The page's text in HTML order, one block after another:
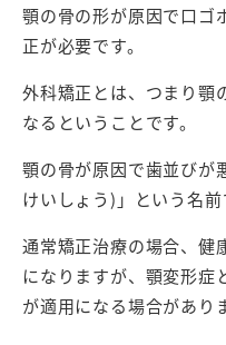
顎の骨の形が原因で口ゴ
正が必要です。
外科矯正とは、つまり顎
なるということです。
顎の骨が原因で歯並びが
けいしょう)」という名前
通常矯正治療の場合、健
になりますが、顎変形症
が適用になる場合があり